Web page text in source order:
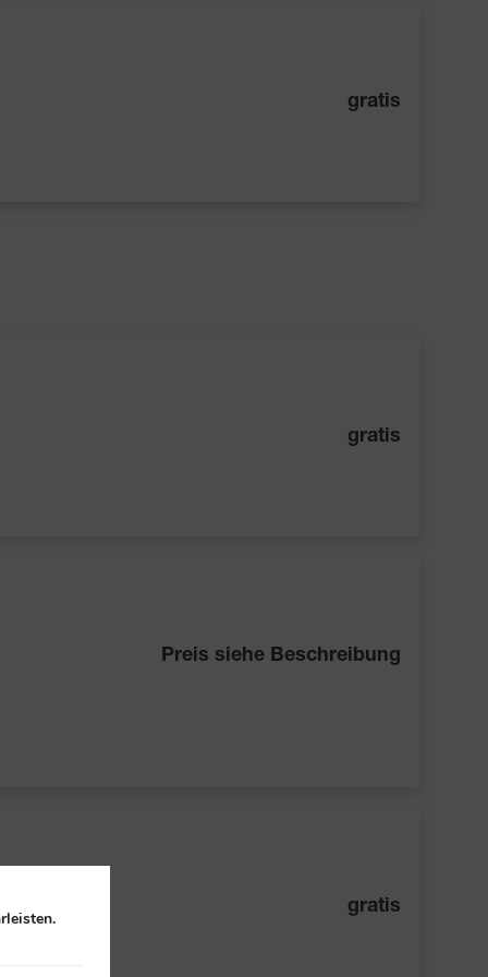
gratis
gratis
Preis siehe Beschreibung
gratis